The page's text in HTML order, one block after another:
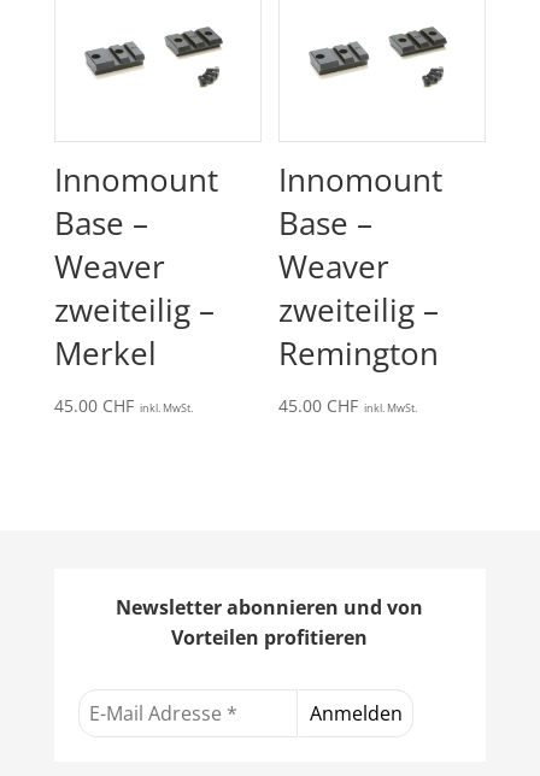
Innomount
Base –
Weaver
zweiteilig –
Merkel
45.00 CHF inkl. MwSt.
Innomount
Base –
Weaver
zweiteilig –
Remington
45.00 CHF inkl. MwSt.
Newsletter abonnieren und von
Vorteilen profitieren